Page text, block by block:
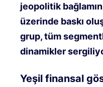
jeopolitik
üzerinde baskı
grup, tüm
dinamikler
Yeşil finansal